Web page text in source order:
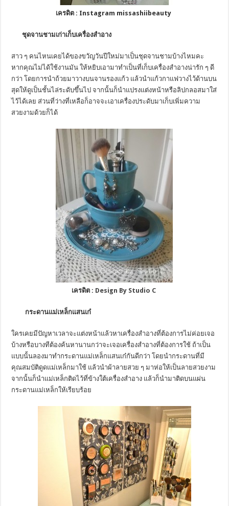
เครดิต : Instagram missashiibeauty
ชุดจานชามเก่าเก็บเครื่องสำอาง
สาว ๆ คนไหนเคยได้ของขวัญวันปีใหม่มาเป็นชุดจานชามบ้างไหมคะ
หากคุณไม่ได้ใช้งานมัน ให้หยิบเอามาทำเป็นที่เก็บเครื่องสำอางน่ารัก ๆ ดี
กว่า โดยการนำถ้วยมาวางบนจานรองแก้ว แล้วนำแก้วกาแฟวางไว้ด้านบน
สุดให้ดูเป็นชั้นไล่ระดับขึ้นไป จากนั้นก็นำแปรงแต่งหน้าหรือลิปกลอสมาใส่
ไว้ได้เลย ส่วนที่ว่างที่เหลือก็อาจจะเอาเครื่องประดับมาเก็บเพิ่มความ
สวยงามด้วยก็ได้
เครดิต : Design By Studio C
กระดานแม่เหล็กแสนเก๋
ใครเคยมีปัญหาเวลาจะแต่งหน้าแล้วหาเครื่องสำอางที่ต้องการไม่ค่อยเจอ
บ้างหรือบางทีต้องค้นหานานกว่าจะเจอเครื่องสำอางที่ต้องการใช้ ถ้าเป็น
แบบนั้นลองมาทำกระดานแม่เหล็กแสนเก๋กันดีกว่า โดยนำกระดานที่มี
คุณสมบัติดูดแม่เหล็กมาใช้ แล้วนำผ้าลายสวย ๆ มาห่อให้เป็นลายสวยงาม
จากนั้นก็นำแม่เหล็กติดไว้ที่ข้างใต้เครื่องสำอาง แล้วก็นำมาติดบนแผ่น
กระดานแม่เหล็กให้เรียบร้อย